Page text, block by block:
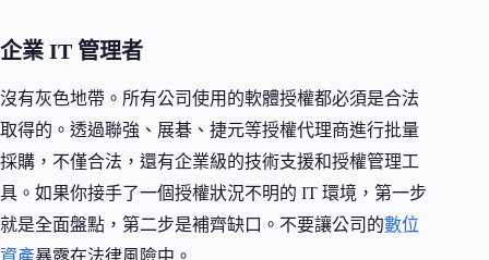
企業 IT 管理者
沒有灰色地帶。所有公司使用的軟體授權都必須是合法
取得的。透過聯強、展碁、捷元等授權代理商進行批量
採購，不僅合法，還有企業級的技術支援和授權管理工
具。如果你接手了一個授權狀況不明的 IT 環境，第一步
就是全面盤點，第二步是補齊缺口。不要讓公司的數位
資產暴露在法律風險中。